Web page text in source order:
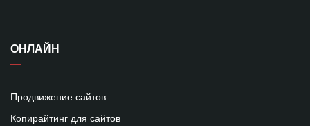
ОНЛАЙН
Продвижение сайтов
Копирайтинг для сайтов